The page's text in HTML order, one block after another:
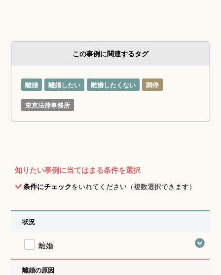
この事例に関連するタグ
離婚 離婚したい 離婚したくない 調停
東京法律事務所
知りたい事例に当てはまる条件を選択
条件にチェックをいれてください（複数選択できます）
状況
離婚
離婚の原因